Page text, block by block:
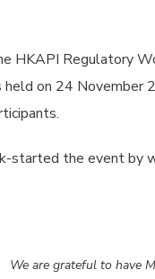
HKAPI Regulatory
on 24 November
started the event by
We are grateful to have